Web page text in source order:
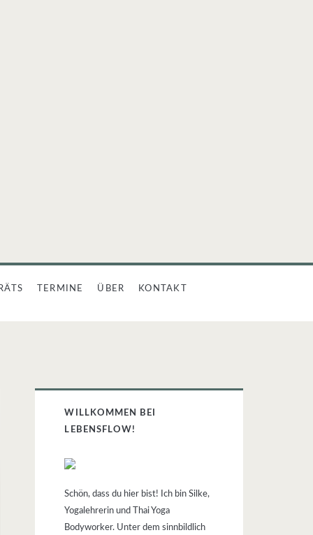
TERMINE ÜBER KONTAKT
Primäre
Sidebar
WILLKOMMEN BEI
LEBENSFLOW!
Schön, dass du hier bist! Ich bin Silke,
Yogalehrerin und Thai Yoga
Bodyworker. Unter dem sinnbildlich